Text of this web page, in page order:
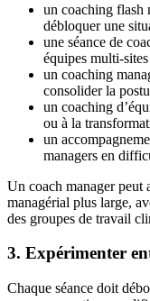
un coaching flash
débloquer une
une séance de
équipes multi-
un coaching
consolider la
un coaching
ou à la
un
managers en
Un coach manager peut
managérial plus large,
des groupes de travail
3. Expérimenter
Chaque séance doit